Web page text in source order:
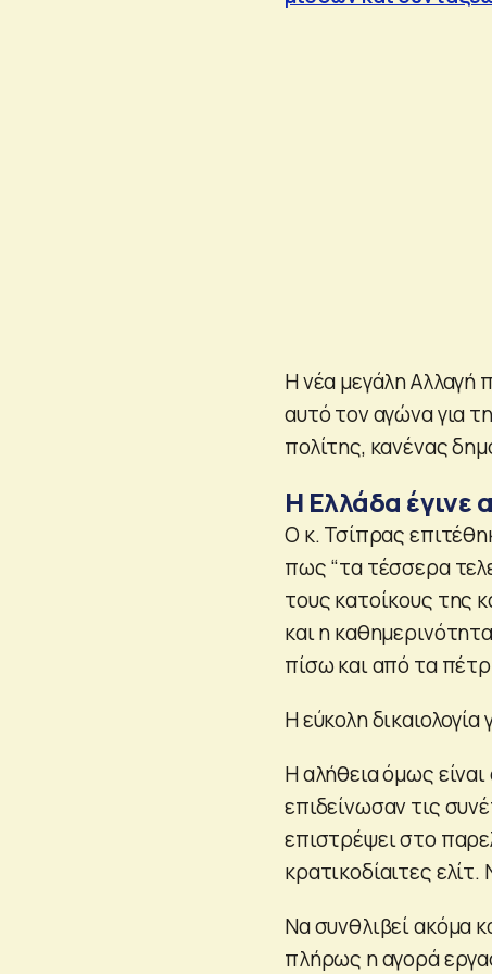
Η νέα μεγάλη Αλλαγή
αυτό τον αγώνα για
πολίτης, κανένας
Η Ελλάδα έγινε
Ο κ. Τσίπρας
πως “τα τέσσερα
τους κατοίκους της
και η
πίσω και από τα
Η εύκολη
Η αλήθεια όμως
επιδείνωσαν τις
επιστρέψει στο
κρατικοδίαιτες
Να συνθλιβεί ακόμα
πλήρως η αγορά